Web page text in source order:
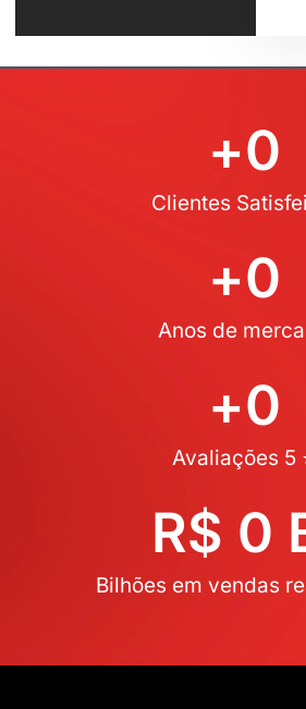
Clientes
+0
Anos de
+0
Avaliações 5
+0
Bilhões em vendas
R$ 0